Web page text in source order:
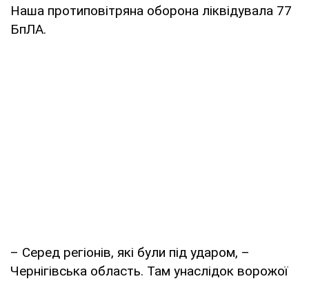
Наша протиповітряна оборона ліквідувала 77
БпЛА.
– Серед регіонів, які були під ударом, –
Чернігівська область. Там унаслідок ворожої